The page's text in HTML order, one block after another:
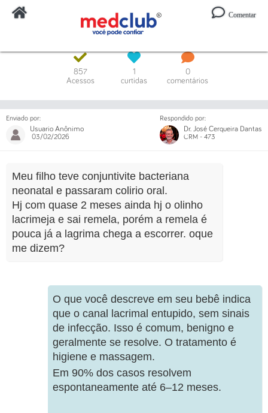
Comentar
Digite o código ou um trecho da mensagem
857
Acessos
1
curtidas
0
comentários
Enviado por:
Usuario Anônimo
03/02/2026
Respondido por:
Dr. José Cerqueira Dantas
CRM - 473
Meu filho teve conjuntivite bacteriana
neonatal e passaram colirio oral.
Hj com quase 2 meses ainda hj o olinho
lacrimeja e sai remela, porém a remela é
pouca já a lagrima chega a escorrer. oque
me dizem?
O que você descreve em seu bebê indica
que o canal lacrimal entupido, sem sinais
de infecção. Isso é comum, benigno e
geralmente se resolve. O tratamento é
higiene e massagem.
Em 90% dos casos resolvem
espontaneamente até 6–12 meses.